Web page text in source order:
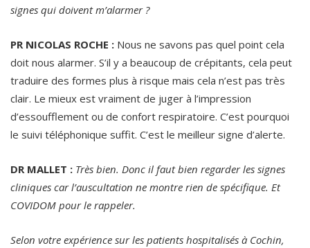
signes qui doivent m’alarmer ?
PR NICOLAS ROCHE : Nous ne savons pas quel point cela
doit nous alarmer. S’il y a beaucoup de crépitants, cela peut
traduire des formes plus à risque mais cela n’est pas très
clair. Le mieux est vraiment de juger à l’impression
d’essoufflement ou de confort respiratoire. C’est pourquoi
le suivi téléphonique suffit. C’est le meilleur signe d’alerte.
DR MALLET : Très bien. Donc il faut bien regarder les signes
cliniques car l’auscultation ne montre rien de spécifique. Et
COVIDOM pour le rappeler.
Selon votre expérience sur les patients hospitalisés à Cochin,